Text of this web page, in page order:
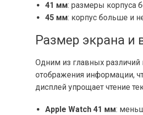
41 мм: размеры корпуса
45 мм: корпус больше и
Размер экрана и
Одним из главных
отображения информации,
дисплей упрощает чтение
Apple Watch 41 мм: